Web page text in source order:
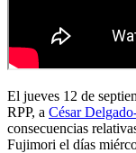
El jueves 12 de
RPP, a César
consecuencias
Fujimori el días